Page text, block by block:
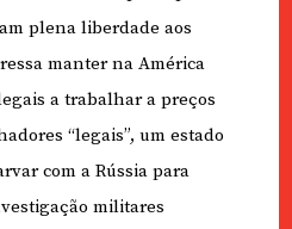
plena liberdade aos
manter na América
a trabalhar a preços
“legais”, um estado
com a Rússia para
militares